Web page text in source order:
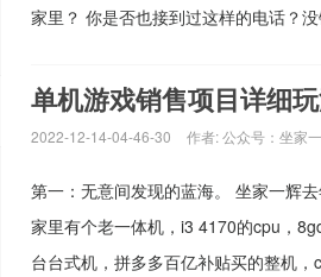
家里？ 你是否也接到过这样的电话？
单机游戏销售项目详细玩
2022-12-14-04-46-30 作者:公众号：坐家
第一：无意间发现的蓝海。 坐家一辉
家里有个老一体机，i3 4170的cpu，
台台式机，拼多多百亿补贴买的整机，